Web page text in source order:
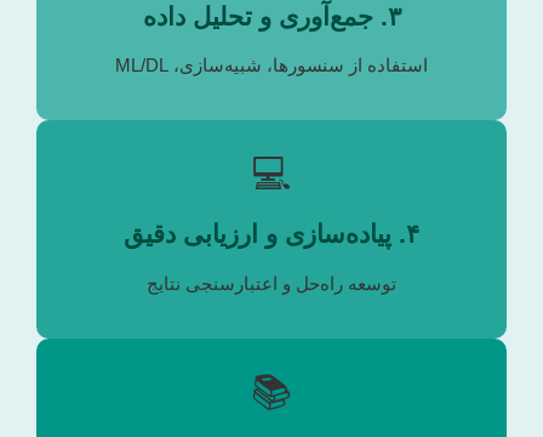
۳. جمع‌آوری و تحلیل داده
استفاده از سنسورها، شبیه‌سازی، ML/DL
💻
۴. پیاده‌سازی و ارزیابی دقیق
توسعه راه‌حل و اعتبارسنجی نتایج
📚